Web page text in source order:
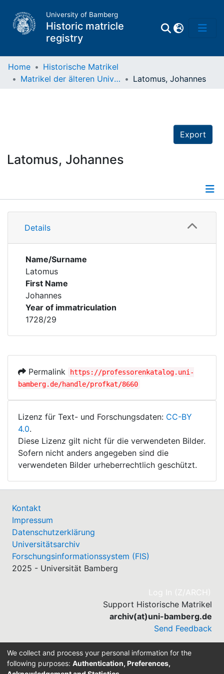
University of Bamberg
Historic matricle
registry
Home
Historische Matrikel
Matrikel der älteren Universität
Latomus, Johannes
Export
Latomus, Johannes
Details
Details
Name/Surname
Latomus
First Name
Johannes
Year of immatriculation
1728/29
Permalink
https://professorenkatalog.uni-
bamberg.de/handle/profkat/8660
Lizenz für Text- und Forschungsdaten: CC-BY
4.0.
Diese Lizenz gilt nicht für die verwendeten Bilder.
Sofern nicht anders angegeben sind die
verwendeten Bilder urheberrechtlich geschützt.
Kontakt
Impressum
Datenschutzerklärung
Universitätsarchiv
Forschungsinformationssystem (FIS)
2025 - Universität Bamberg
Log In (Z/ARCH)
Support Historische Matrikel
archiv(at)uni-bamberg.de
Send Feedback
We collect and process your personal information for the
following purposes: Authentication, Preferences,